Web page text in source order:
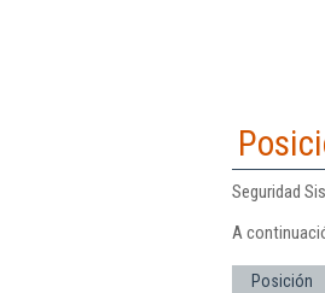
Seguridad
A
Posición